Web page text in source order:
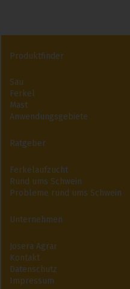
Produktfinder
Sau
Ferkel
Mast
Anwendungsgebiete
Ratgeber
Ferkelaufzucht
Rund ums Schwein
Probleme rund ums Schwein
Unternehmen
Josera Agrar
Kontakt
Datenschutz
Impressum